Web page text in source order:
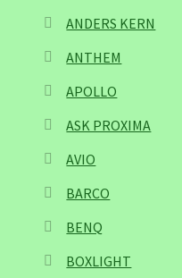
ANDERS KERN
ANTHEM
APOLLO
ASK PROXIMA
AVIO
BARCO
BENQ
BOXLIGHT